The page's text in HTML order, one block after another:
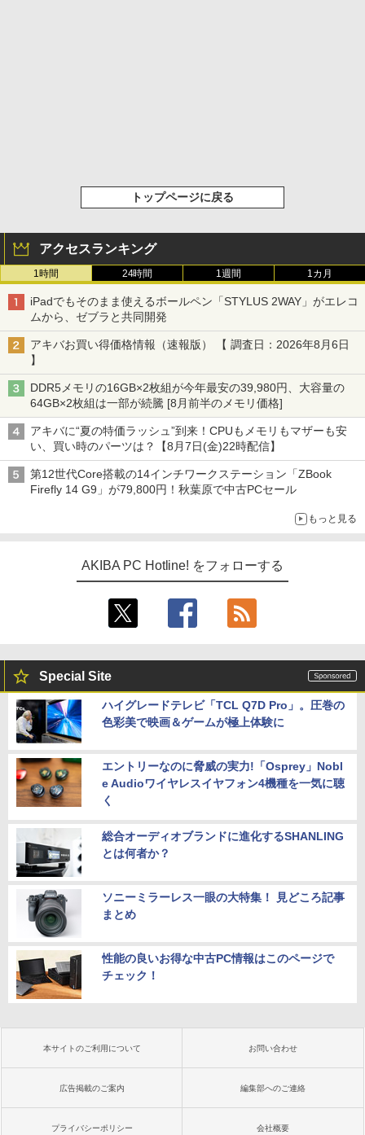
トップページに戻る
アクセスランキング
1時間 24時間 1週間 1カ月
iPadでもそのまま使えるボールペン「STYLUS 2WAY」がエレコ
ムから、ゼブラと共同開発
アキバお買い得価格情報（速報版） 【 調査日：2026年8月6日
】
DDR5メモリの16GB×2枚組が今年最安の39,980円、大容量の
64GB×2枚組は一部が続騰 [8月前半のメモリ価格]
アキバに“夏の特価ラッシュ”到来！CPUもメモリもマザーも安
い、買い時のパーツは？【8月7日(金)22時配信】
第12世代Core搭載の14インチワークステーション「ZBook
Firefly 14 G9」が79,800円！秋葉原で中古PCセール
もっと見る
AKIBA PC Hotline! をフォローする
Special Site
ハイグレードテレビ「TCL Q7D Pro」。圧巻の
色彩美で映画＆ゲームが極上体験に
エントリーなのに脅威の実力!「Osprey」Nobl
e Audioワイヤレスイヤフォン4機種を一気に聴
く
総合オーディオブランドに進化するSHANLING
とは何者か？
ソニーミラーレス一眼の大特集！ 見どころ記事
まとめ
性能の良いお得な中古PC情報はこのページで
チェック！
本サイトのご利用について お問い合わせ
広告掲載のご案内 編集部へのご連絡
プライバシーポリシー 会社概要